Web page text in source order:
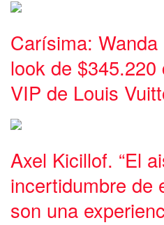
Carísima:
look de
VIP de Louis
Axel Kicillof. “El
incertidumbre de
son una